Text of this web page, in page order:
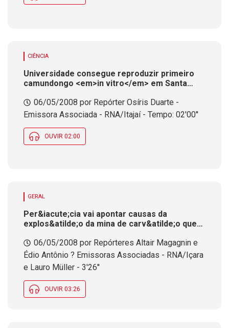
CIÊNCIA
Universidade consegue reproduzir primeiro
camundongo <em>in vitro</em> em Santa
utiliza&ccedil;&atilde;o de animais
06/05/2008 por Repórter Osíris Duarte -
Emissora Associada - RNA/Itajaí - Tempo: 02'00''
OUVIR 02:00
GERAL
Per&iacute;cia vai apontar causas da
explos&atilde;o da mina de carv&atilde;o que
06/05/2008 por Repórteres Altair Magagnin e
Édio Antônio ? Emissoras Associadas - RNA/Içara
e Lauro Müller - 3'26''
OUVIR 03:26